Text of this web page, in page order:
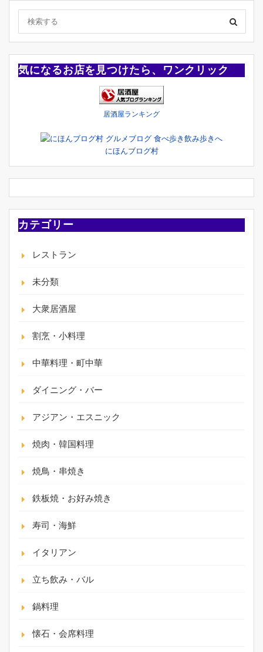
気になるお店を見つけたら、ワンクリック
居酒屋ランキング
にほんブログ村
カテゴリー
レストラン
未分類
大衆居酒屋
割烹・小料理
中華料理・町中華
ダイニング・バー
アジアン・エスニック
焼肉・韓国料理
焼鳥・串焼き
鉄板焼・お好み焼き
寿司・海鮮
イタリアン
立ち飲み・バル
鍋料理
懐石・会席料理